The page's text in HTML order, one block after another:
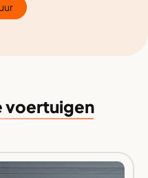
voertuigen